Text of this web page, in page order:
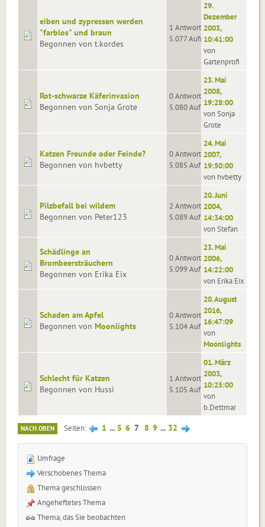
eiben und zypressen werden
"farblos" und braun
Begonnen von t.kordes
1 Antworten
5.077 Aufrufe
29.
Dezember
2003,
10:41:00
von
Gartenprofi
Rot-schwarze Käferinvasion
Begonnen von Sonja Grote
0 Antworten
5.080 Aufrufe
23. Mai
2008,
19:28:00
von Sonja
Grote
Katzen Freunde oder Feinde?
Begonnen von hvbetty
0 Antworten
5.085 Aufrufe
24. Mai
2007,
19:50:00
von hvbetty
Pilzbefall bei wildem
Begonnen von Peter123
2 Antworten
5.089 Aufrufe
20. Juni
2004,
14:34:00
von Stefan
Schädlinge an
Brombeersträuchern
Begonnen von Erika Eix
0 Antworten
5.099 Aufrufe
23. Mai
2006,
14:22:00
von Erika Eix
Schaden am Apfel
Begonnen von Moonlights
0 Antworten
5.104 Aufrufe
20. August
2016,
16:47:09
von
Moonlights
Schlecht für Katzen
Begonnen von Hussi
1 Antworten
5.105 Aufrufe
01. März
2003,
10:25:00
von
b.Dettmar
NACH OBEN Seiten 1 ... 5 6 7 8 9 ... 32
Umfrage
Verschobenes Thema
Thema geschlossen
Angeheftetes Thema
Thema, das Sie beobachten